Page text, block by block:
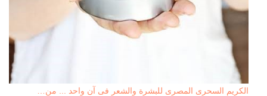
الكريم السحرى المصرى للبشرة والشعر فى آن واحد ... من…